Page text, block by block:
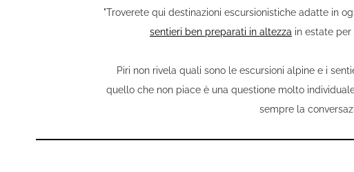
"Troverete qui destinazioni escursionistiche adatte in
sentieri ben preparati in altezza in estate
Piri non rivela quali sono le escursioni alpine e i
quello che non piace è una questione molto
sempre la